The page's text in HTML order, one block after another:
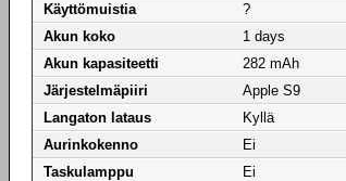
Käyttömuistia
?
Akun koko
1 days
Akun kapasiteetti
282 mAh
Järjestelmäpiiri
Apple S9
Langaton lataus
Kyllä
Aurinkokenno
Ei
Taskulamppu
Ei